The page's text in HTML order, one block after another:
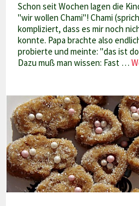
Schon seit Wochen lagen die
"wir wollen Chami"! Chami
kompliziert, dass es mir noch
konnte. Papa brachte also
probierte und meinte: "das ist
Dazu muß man wissen: Fast …